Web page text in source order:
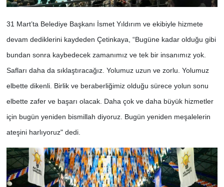
31 Mart’ta Belediye Başkanı İsmet Yıldırım ve ekibiyle hizmete
devam dediklerini kaydeden Çetinkaya, “Bugüne kadar olduğu gibi
bundan sonra kaybedecek zamanımız ve tek bir insanımız yok.
Safları daha da sıklaştıracağız. Yolumuz uzun ve zorlu. Yolumuz
elbette dikenli. Birlik ve beraberliğimiz olduğu sürece yolun sonu
elbette zafer ve başarı olacak. Daha çok ve daha büyük hizmetler
için bugün yeniden bismillah diyoruz. Bugün yeniden meşalelerin
ateşini harlıyoruz" dedi.